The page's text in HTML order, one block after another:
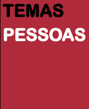
TEMAS
PESSOAS